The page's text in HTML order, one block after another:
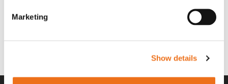
Marketing
Show details
Lägg till i varukorg
stämpellogotyp Avant
T-shirt svart 2xl med avant-
(ex. moms)